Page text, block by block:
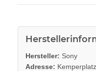
Hersteller: Sony
Adresse: